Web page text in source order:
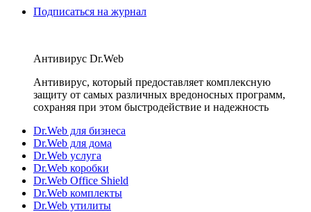
Подписаться на журнал
Антивирус Dr.Web
Антивирус, который предоставляет комплексную
защиту от самых различных вредоносных программ,
сохраняя при этом быстродействие и надежность
Dr.Web для бизнеса
Dr.Web для дома
Dr.Web услуга
Dr.Web коробки
Dr.Web Office Shield
Dr.Web комплекты
Dr.Web утилиты